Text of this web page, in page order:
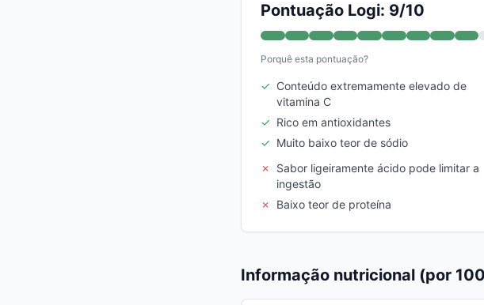
Pontuação Logi: 9/10
Porquê esta pontuação?
✓ Conteúdo extremamente elevado de
vitamina C
✓ Rico em antioxidantes
✓ Muito baixo teor de sódio
✗
Sabor ligeiramente ácido pode limitar a
ingestão
✗
Baixo teor de proteína
Informação nutricional (por